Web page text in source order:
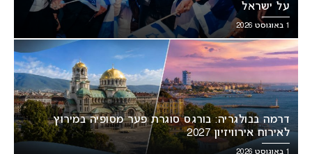
על ישראל
דרמה בבולגריה: בורגס סוגרת פער מסופיה במירוץ
לאירוח אירוויזיון 2027